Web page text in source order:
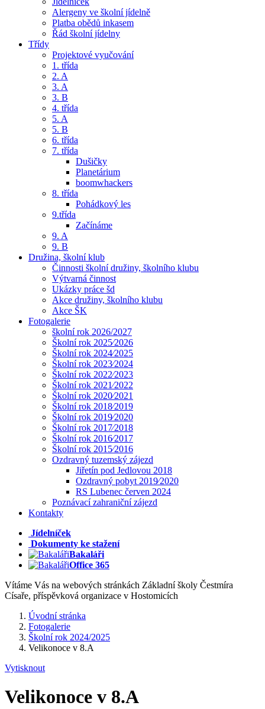
Alergeny ve školní jídelně
Platba obědů inkasem
Řád školní jídelny
Třídy
Projektové vyučování
1. třída
2. A
3. A
3. B
4. třída
5. A
5. B
6. třída
7. třída
Dušičky
Planetárium
boomwhackers
8. třída
Pohádkový les
9.třída
Začínáme
9. A
9. B
Družina, školní klub
Činnosti školní družiny, školního klubu
Výtvarná činnost
Ukázky práce šd
Akce družiny, školního klubu
Akce ŠK
Fotogalerie
školní rok 2026/2027
Školní rok 2025⁄2026
Školní rok 2024⁄2025
Školní rok 2023⁄2024
Školní rok 2022⁄2023
Školní rok 2021⁄2022
Školní rok 2020⁄2021
Školní rok 2018⁄2019
Školní rok 2019⁄2020
Školní rok 2017⁄2018
Školní rok 2016⁄2017
Školní rok 2015⁄2016
Ozdravný tuzemský zájezd
Jiřetín pod Jedlovou 2018
Ozdravný pobyt 2019⁄2020
RS Lubenec červen 2024
Poznávací zahraniční zájezd
Kontakty
Jídelníček
Dokumenty ke stažení
Bakaláři
Office 365
Vítáme Vás na webových stránkách Základní školy Čestmíra
Císaře, příspěvková organizace v Hostomicích
Úvodní stránka
Fotogalerie
Školní rok 2024/2025
Velikonoce v 8.A
Vytisknout
Velikonoce v 8.A